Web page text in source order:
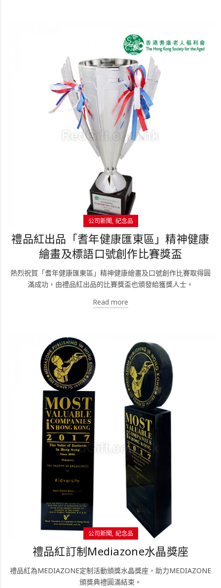
公司新聞 紀念品
禮品紅出品「耆年健康匯東區」精神健康
繪畫及標語口號創作比賽獎盃
熱烈祝賀「耆年健康匯東區」精神健康繪畫及口號創作比賽取得圓
滿成功，由禮品紅出品的比賽獎盃也頒發給獲獎人士。
Read more
公司新聞 紀念品
禮品紅訂制Mediazone水晶獎座
禮品紅為MEDIAZONE定制活動頒獎水晶獎座，助力MEDIAZONE
頒獎典禮圓滿結束。